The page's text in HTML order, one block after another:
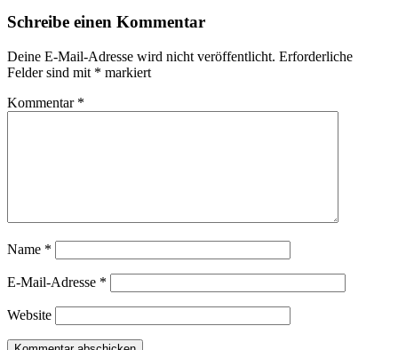
Schreibe einen Kommentar
Deine E-Mail-Adresse wird nicht veröffentlicht. Erforderliche
Felder sind mit * markiert
Kommentar *
Name *
E-Mail-Adresse *
Website